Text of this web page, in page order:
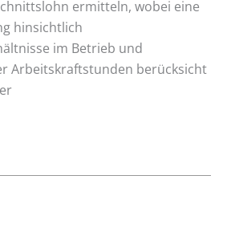
ermitteln, wobei eine
hinsichtlich
im Betrieb und
Arbeitskraftstunden berücksicht